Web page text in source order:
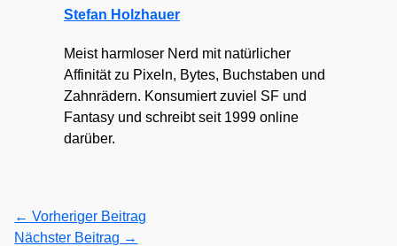
Stefan Holzhauer
Meist harmloser Nerd mit natürlicher
Affinität zu Pixeln, Bytes, Buchstaben und
Zahnrädern. Konsumiert zuviel SF und
Fantasy und schreibt seit 1999 online
darüber.
← Vorheriger Beitrag
Nächster Beitrag →